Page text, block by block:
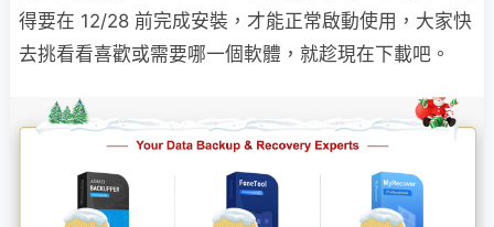
得要在 12/28 前完成安裝，才能正常啟動使用，大家快
去挑看看喜歡或需要哪一個軟體，就趁現在下載吧。